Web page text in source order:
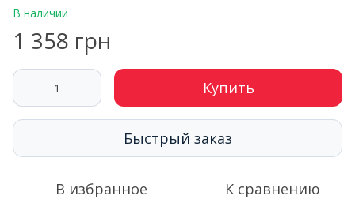
В наличии
1 358 грн
Купить
Быстрый заказ
В избранное К сравнению